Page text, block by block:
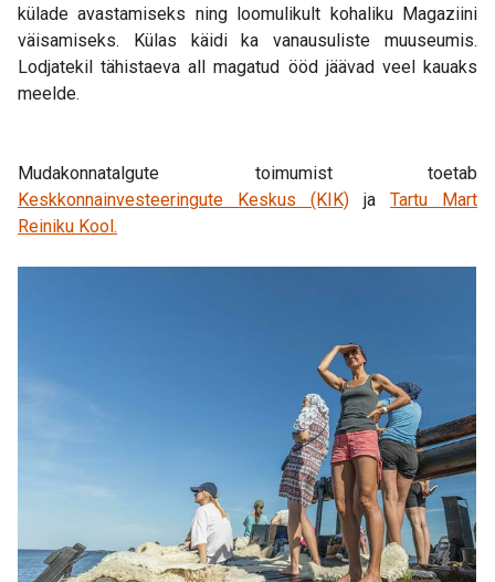
külade avastamiseks ning loomulikult kohaliku Magaziini
väisamiseks. Külas käidi ka vanausuliste muuseumis.
Lodjatekil tähistaeva all magatud ööd jäävad veel kauaks
meelde.
Mudakonnatalgute toimumist toetab
Keskkonnainvesteeringute Keskus (KIK) ja Tartu Mart
Reiniku Kool.